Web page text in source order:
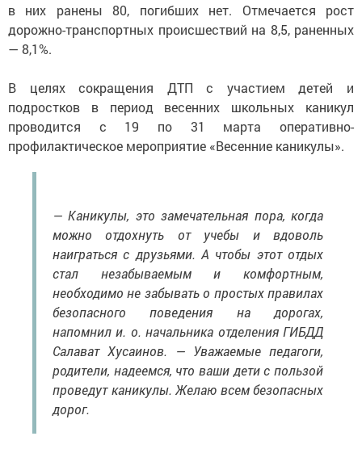
в них ранены 80, погибших нет. Отмечается рост
дорожно-транспортных происшествий на 8,5, раненных
— 8,1%.
В целях сокращения ДТП с участием детей и
подростков в период весенних школьных каникул
проводится с 19 по 31 марта оперативно-
профилактическое мероприятие «Весенние каникулы».
— Каникулы, это замечательная пора, когда
можно отдохнуть от учебы и вдоволь
наиграться с друзьями. А чтобы этот отдых
стал незабываемым и комфортным,
необходимо не забывать о простых правилах
безопасного поведения на дорогах,
напомнил и. о. начальника отделения ГИБДД
Салават Хусаинов. — Уважаемые педагоги,
родители, надеемся, что ваши дети с пользой
проведут каникулы. Желаю всем безопасных
дорог.